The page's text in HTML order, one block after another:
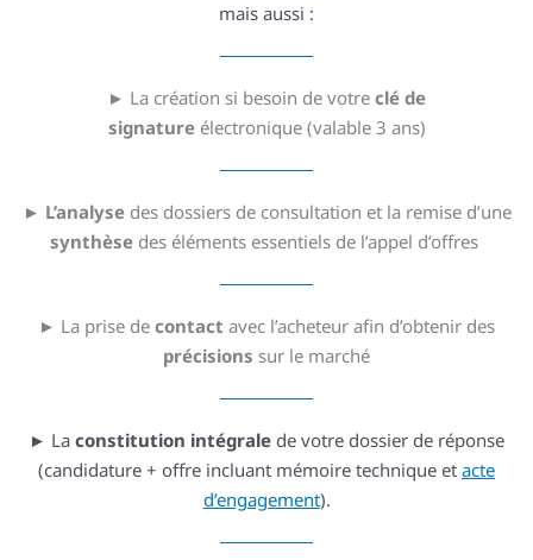
mais aussi :
► La création si besoin de votre clé de
signatureélectronique (valable 3 ans)
► L’analysedes dossiers de consultation et la remise d’une
synthèse des éléments essentiels de l’appel d’offres
► La prise de contact avec l’acheteur afin d’obtenir des
précisions sur le marché
► La constitution intégrale de votre dossier de réponse
(candidature + offre incluant mémoire technique et acte
d’engagement).